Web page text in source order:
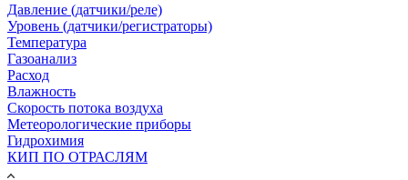
Давление (датчики/реле)
Уровень (датчики/регистраторы)
Температура
Газоанализ
Расход
Влажность
Скорость потока воздуха
Метеорологические приборы
Гидрохимия
КИП ПО ОТРАСЛЯМ